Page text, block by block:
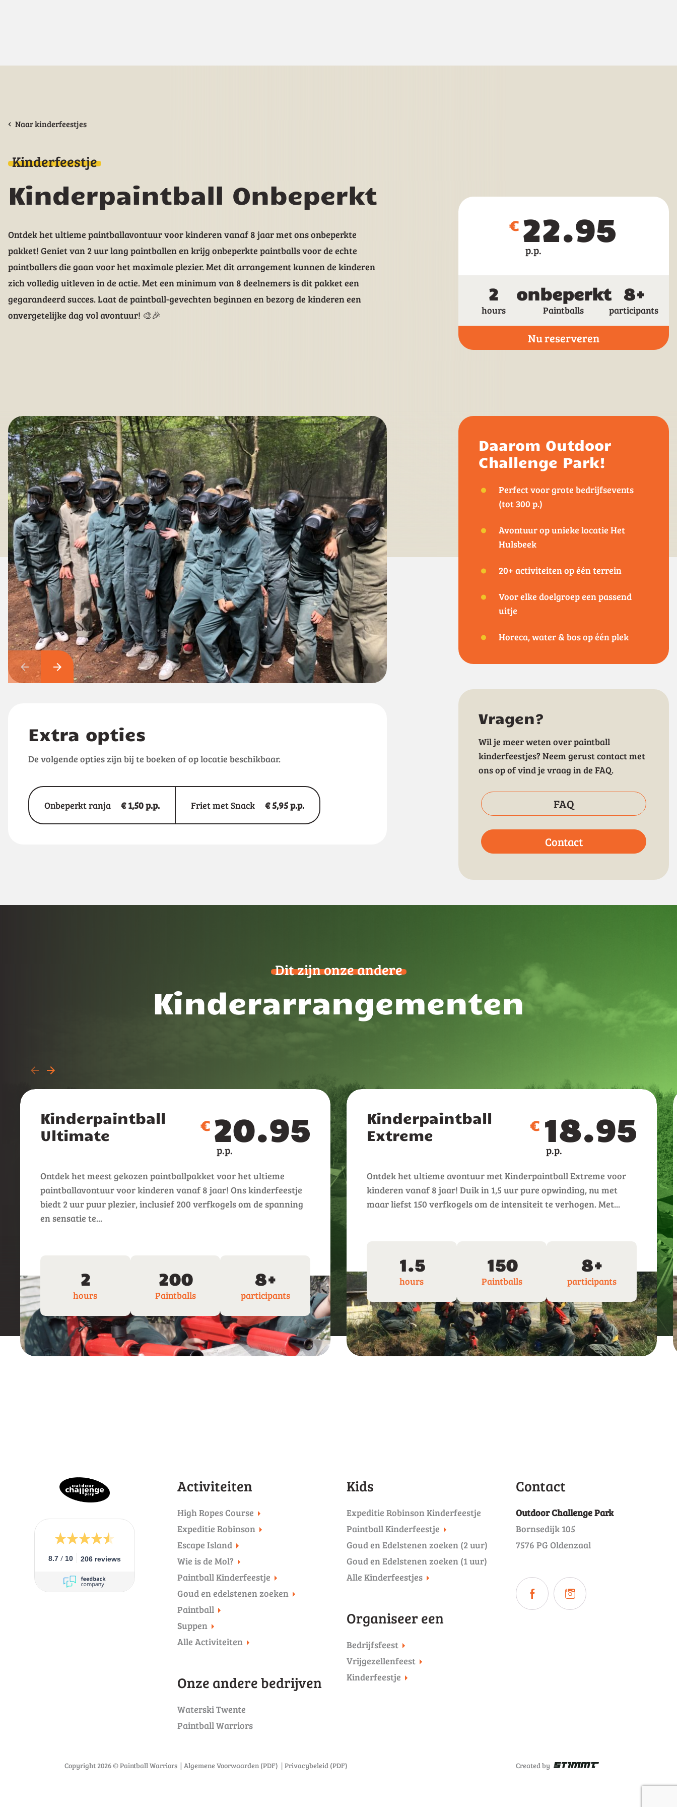
Naar kinderfeestjes
Kinderfeestje
Kinderpaintball Onbeperkt
Ontdek het ultieme paintballavontuur voor kinderen vanaf 8 jaar met ons onbeperkte
pakket! Geniet van 2 uur lang paintballen en krijg onbeperkte paintballs voor de echte
paintballers die gaan voor het maximale plezier. Met dit arrangement kunnen de kinderen
zich volledig uitleven in de actie. Met een minimum van 8 deelnemers is dit pakket een
gegarandeerd succes. Laat de paintball-gevechten beginnen en bezorg de kinderen een
onvergetelijke dag vol avontuur! 🎨🎉
22.95
p.p.
2
hours
onbeperkt
Paintballs
8+
participants
Nu reserveren
Extra opties
De volgende opties zijn bij te boeken of op locatie beschikbaar.
Onbeperkt ranja € 1,50 p.p. Friet met Snack € 5,95 p.p.
Daarom Outdoor
Challenge Park!
Perfect voor grote bedrijfsevents
(tot 300 p.)
Avontuur op unieke locatie Het
Hulsbeek
20+ activiteiten op één terrein
Voor elke doelgroep een passend
uitje
Horeca, water & bos op één plek
Vragen?
Wil je meer weten over paintball
kinderfeestjes? Neem gerust contact met
ons op of vind je vraag in de FAQ.
FAQ
Contact
Dit zijn onze andere
Kinderarrangementen
Kinderpaintball
Ultimate
20.95
Ontdek het meest gekozen paintballpakket voor het ultieme
paintballavontuur voor kinderen vanaf 8 jaar! Ons kinderfeestje
biedt 2 uur puur plezier, inclusief 200 verfkogels om de spanning
en sensatie te...
2
hours
200
Paintballs
8+
participants
Kinderpaintball
Extreme
18.95
Ontdek het ultieme avontuur met Kinderpaintball Extreme voor
kinderen vanaf 8 jaar! Duik in 1,5 uur pure opwinding, nu met
maar liefst 150 verfkogels om de intensiteit te verhogen. Met...
1.5
hours
150
Paintballs
8+
participants
8.7 / 10 206 reviews
Activiteiten
High Ropes Course
Expeditie Robinson
Escape Island
Wie is de Mol?
Paintball Kinderfeestje
Goud en edelstenen zoeken
Paintball
Suppen
Alle Activiteiten
Onze andere bedrijven
Waterski Twente
Paintball Warriors
Kids
Expeditie Robinson Kinderfeestje
Paintball Kinderfeestje
Goud en Edelstenen zoeken (2 uur)
Goud en Edelstenen zoeken (1 uur)
Alle Kinderfeestjes
Organiseer een
Bedrijfsfeest
Vrijgezellenfeest
Kinderfeestje
Contact
Outdoor Challenge Park
Bornsedijk 105
7576 PG Oldenzaal
Copyright 2026 © Paintball Warriors Algemene Voorwaarden (PDF) Privacybeleid (PDF) Created by